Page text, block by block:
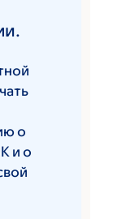
о
и о